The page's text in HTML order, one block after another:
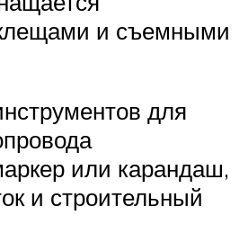
и съемными
для
или карандаш,
и строительный